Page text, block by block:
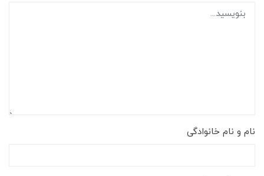
نام و نام خانوادگی